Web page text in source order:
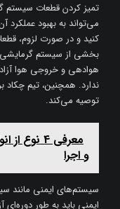
تمیز کردن قطعات سیستم
می‌تواند به بهبود
کنید و در صورت لزوم،
بخشی از سیستم
هوادهی و خروجی هوا
ندارد. همچنین، تیم چکاد
توصیه می‌کند.
معرفی 4
و اجرا
سیستم‌های ایمنی مانند
ایمنی باید به طور